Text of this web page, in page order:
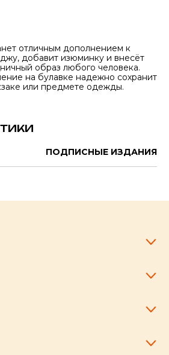
отличным дополнением к
добавит изюминку и внесёт
образ любого человека.
на булавке надежно сохранит
или предмете одежды.
ПОДПИСНЫЕ ИЗДАНИЯ